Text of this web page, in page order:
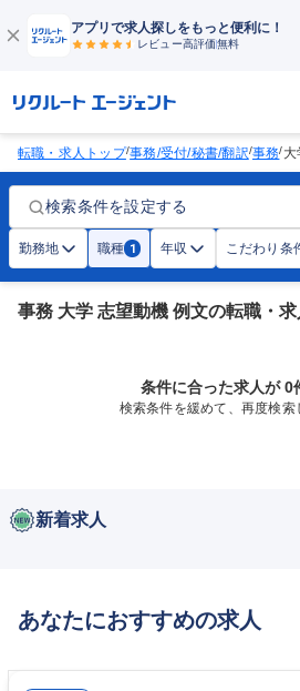
アプリで求人探しをもっと便利に！
レビュー高評価無料
転職・求人トップ/事務/受付/秘書/翻訳/事務/
検索条件を設定する
勤務地 職種 1 年収 こだわり条
事務 大学 志望動機 例文の転職・
条件に合った求人が 0
検索条件を緩めて、再度検索
新着求人
あなたにおすすめの求人